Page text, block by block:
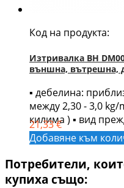
Код на продукта:
Изтривалка BH
външна, вътрешна,
▪ дебелина:
между 2,30 - 3,0 kg/
килима ) ▪ вид
страна на
21,33 €
Добавяне към
Потребители,
купиха също: